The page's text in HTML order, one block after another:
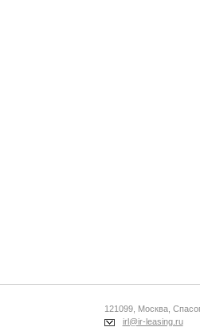
121099, Москва,
irl@ir-leasing.ru